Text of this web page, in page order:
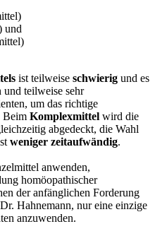
und
ist teilweise schwierig und es
und teilweise sehr
um das richtige
Beim Komplexmittel wird die
abgedeckt, die Wahl
weniger zeitaufwändig.
anwenden,
homöopathischer
der anfänglichen Forderung
Hahnemann, nur eine einzige
anzuwenden.